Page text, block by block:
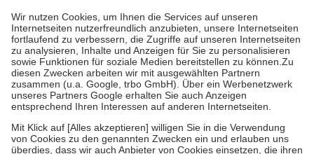
Grundsätzlich leisten Mitglieder Zuzahlungen in Höhe von zehn
Prozent des Abgabepreises,mindestens jedochfünf Euround
höchstens zehn Euro.Es sind jedoch nie mehr als die tatsächlichen
Kosten der Leistung zu entrichten.
Diese Regeln gelten grundsätzlich auch für Online-Apotheken.
Bei Heilmitteln und häuslicher Krankenpflege beträgt die
Zuzahlung zehn Prozent der Kosten sowie zehn Euro je
Verordnung.
Um das Engagement der Versicherten für ihre eigene Gesundheit zu